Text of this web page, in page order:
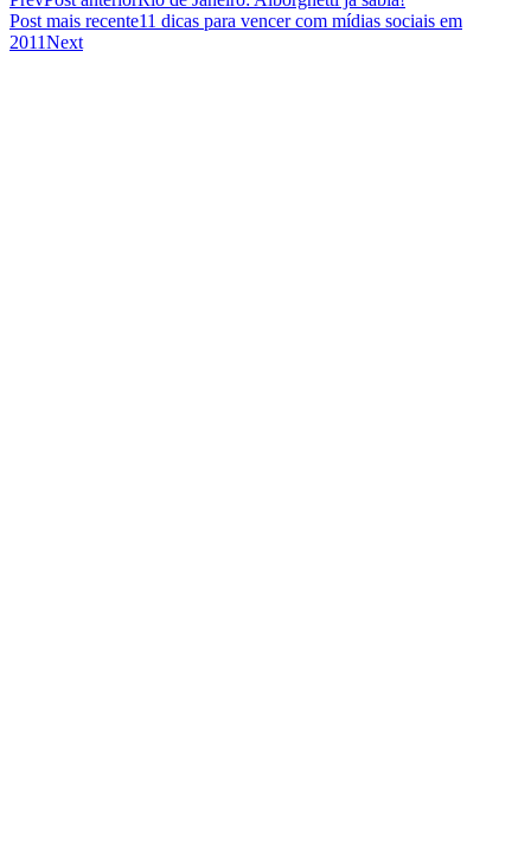
Post mais recente11 dicas para vencer com mídias sociais em
2011Next